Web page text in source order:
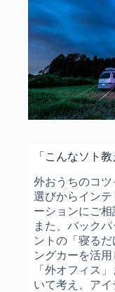
「こんなソト
外おうちのコ
選びからイン
ーションにご相
また、バック
ントの「寝る
ングカーを活
「外オフィス
いて考え、ア